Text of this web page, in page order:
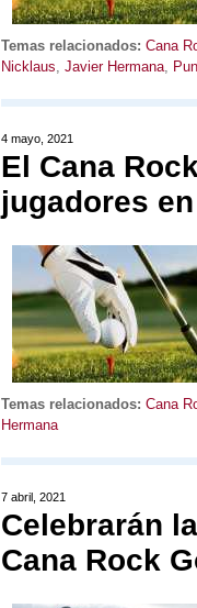
Temas relacionados: Cana
Nicklaus, Javier Hermana,
4 mayo, 2021
El Cana
jugadores
Temas relacionados: Cana
Hermana
7 abril, 2021
Celebrarán
Cana Rock